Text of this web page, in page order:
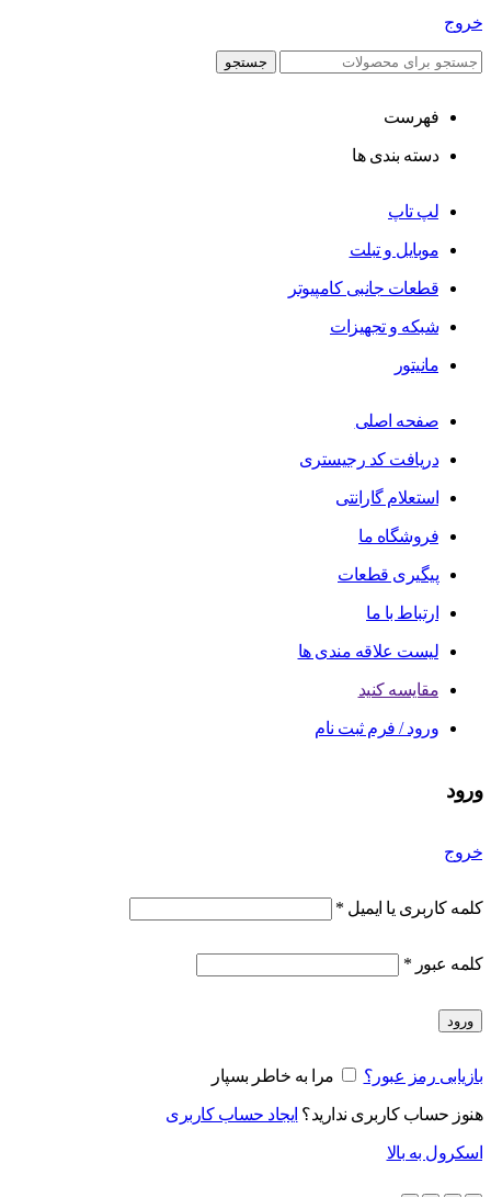
خروج
جستجو
فهرست
دسته بندی ها
لپ تاپ
موبایل و تبلت
قطعات جانبی کامپیوتر
شبکه و تجهیزات
مانیتور
صفحه اصلی
دریافت کد رجیستری
استعلام گارانتی
فروشگاه ما
پیگیری قطعات
ارتباط با ما
لیست علاقه مندی ها
مقایسه کنید
ورود / فرم ثبت نام
ورود
خروج
کلمه کاربری یا ایمیل *
کلمه عبور *
ورود
بازیابی رمز عبور؟ مرا به خاطر بسپار
هنوز حساب کاربری ندارید؟ ایجاد حساب کاربری
اسکرول به بالا